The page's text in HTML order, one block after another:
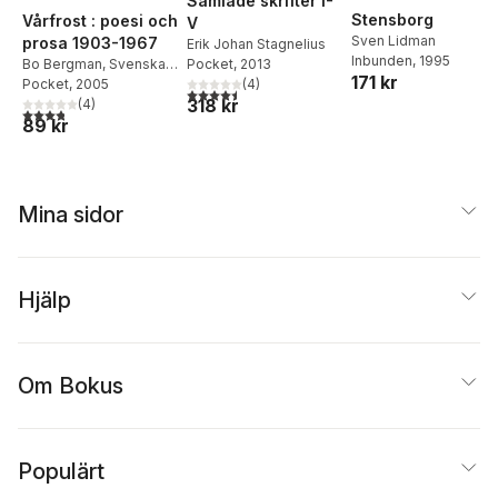
Vårfrost : poesi och
prosa 1903-1967
Bo Bergman, Svenska
Akademien
Pocket, 2005
3,8utav 5 stjärnor. Totalt antal röster:
(4)
89 kr
V
Erik Johan Stagnelius
Pocket, 2013
4,5utav 5 stjärnor. Totalt antal röster:
(4)
318 kr
Stensborg
Sven Lidman
Inbunden, 1995
171 kr
Mina sidor
Hjälp
Om Bokus
Populärt